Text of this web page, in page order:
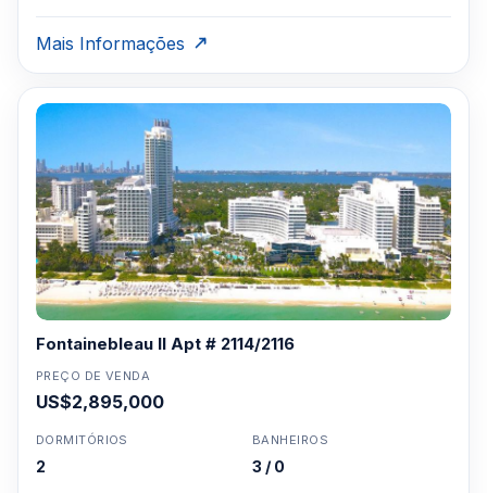
Mais Informações
Fontainebleau II Apt # 2114/2116
PREÇO DE VENDA
US$2,895,000
DORMITÓRIOS
2
BANHEIROS
3 / 0